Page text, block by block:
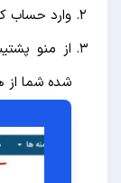
وارد حساب
از منو
شده شما از